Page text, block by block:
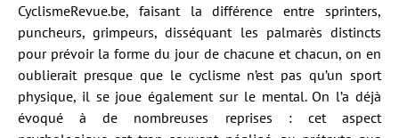
CyclismeRevue.be, faisant la différence entre sprinters,
puncheurs, grimpeurs, disséquant les palmarès distincts
pour prévoir la forme du jour de chacune et chacun, on en
oublierait presque que le cyclisme n’est pas qu’un sport
physique, il se joue également sur le mental. On l’a déjà
évoqué à de nombreuses reprises : cet aspect